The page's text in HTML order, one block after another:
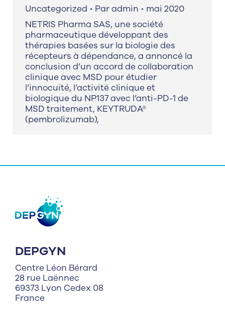
Uncategorized Paradmin
mai 2020
NETRIS Pharma SAS, une société
pharmaceutique développant des
thérapies basées sur la biologie des
récepteurs à dépendance, a annoncé la
conclusion d’un accord de collaboration
clinique avec MSD pour étudier
l’innocuité, l’activité clinique et
biologique du NP137 avec l’anti-PD-1 de
MSD traitement, KEYTRUDA®
(pembrolizumab),
DEPGYN
Centre Léon Bérard
28 rue Laënnec
69373 Lyon Cedex 08
France